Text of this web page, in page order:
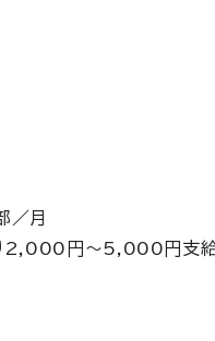
／月
2,000円～5,000円支給